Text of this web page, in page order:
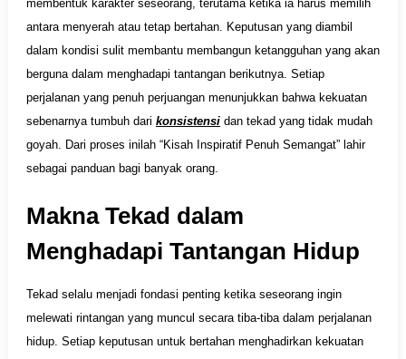
membentuk karakter seseorang, terutama ketika ia harus memilih
antara menyerah atau tetap bertahan. Keputusan yang diambil
dalam kondisi sulit membantu membangun ketangguhan yang akan
berguna dalam menghadapi tantangan berikutnya. Setiap
perjalanan yang penuh perjuangan menunjukkan bahwa kekuatan
sebenarnya tumbuh dari konsistensidan tekad yang tidak mudah
goyah. Dari proses inilah “Kisah Inspiratif Penuh Semangat” lahir
sebagai panduan bagi banyak orang.
Makna Tekad dalam
Menghadapi Tantangan Hidup
Tekad selalu menjadi fondasi penting ketika seseorang ingin
melewati rintangan yang muncul secara tiba-tiba dalam perjalanan
hidup. Setiap keputusan untuk bertahan menghadirkan kekuatan